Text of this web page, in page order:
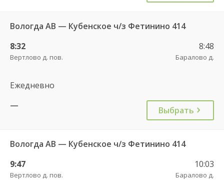
Вологда АВ — Кубенское ч/з Фетинино 414
8:32
Вертлово д. пов.
8:48
Баралово д.
Ежедневно
—
Выбрать
Вологда АВ — Кубенское ч/з Фетинино 414
9:47
Вертлово д. пов.
10:03
Баралово д.